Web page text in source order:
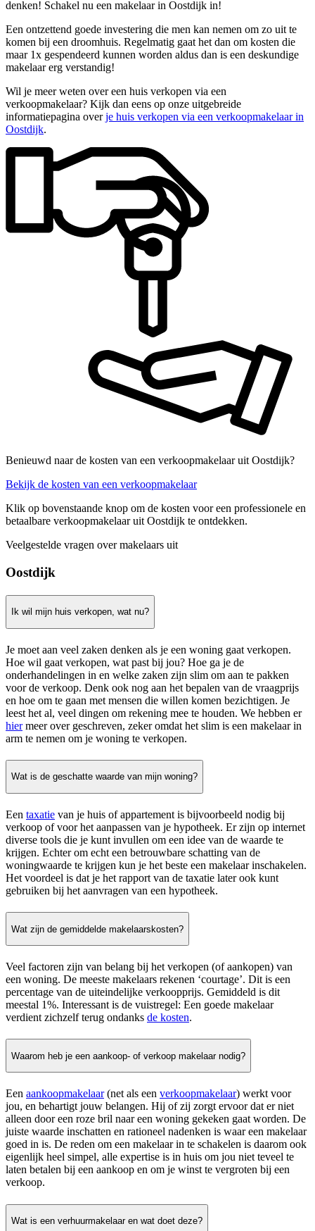
denken! Schakel nu een makelaar in Oostdijk in!
Een ontzettend goede investering die men kan nemen om zo uit te
komen bij een droomhuis. Regelmatig gaat het dan om kosten die
maar 1x gespendeerd kunnen worden aldus dan is een deskundige
makelaar erg verstandig!
Wil je meer weten over een huis verkopen via een
verkoopmakelaar? Kijk dan eens op onze uitgebreide
informatiepagina overje huis verkopen via een verkoopmakelaar in
Oostdijk.
Benieuwd naar de kosten van een verkoopmakelaar uit Oostdijk?
Bekijk de kosten van een verkoopmakelaar
Klik op bovenstaande knop om de kosten voor een professionele en
betaalbare verkoopmakelaar uit Oostdijk te ontdekken.
Veelgestelde vragen over makelaars uit
Oostdijk
Ik wil mijn huis verkopen, wat nu?
Je moet aan veel zaken denken als je een woning gaat verkopen.
Hoe wil gaat verkopen, wat past bij jou? Hoe ga je de
onderhandelingen in en welke zaken zijn slim om aan te pakken
voor de verkoop. Denk ook nog aan het bepalen van de vraagprijs
en hoe om te gaan met mensen die willen komen bezichtigen. Je
leest het al, veel dingen om rekening mee te houden. We hebben er
hiermeer over geschreven, zeker omdat het slim is een makelaar in
arm te nemen om je woning te verkopen.
Wat is de geschatte waarde van mijn woning?
Een taxatie van je huis of appartement is bijvoorbeeld nodig bij
verkoop of voor het aanpassen van je hypotheek. Er zijn op internet
diverse tools die je kunt invullen om een idee van de waarde te
krijgen. Echter om echt een betrouwbare schatting van de
woningwaarde te krijgen kun je het beste een makelaar inschakelen.
Het voordeel is dat je het rapport van de taxatie later ook kunt
gebruiken bij het aanvragen van een hypotheek.
Wat zijn de gemiddelde makelaarskosten?
Veel factoren zijn van belang bij het verkopen (of aankopen) van
een woning. De meeste makelaars rekenen ‘courtage’. Dit is een
percentage van de uiteindelijke verkoopprijs. Gemiddeld is dit
meestal 1%. Interessant is de vuistregel: Een goede makelaar
verdient zichzelf terug ondanks de kosten.
Waarom heb je een aankoop- of verkoop makelaar nodig?
Een aankoopmakelaar(net als een verkoopmakelaar) werkt voor
jou, en behartigt jouw belangen. Hij of zij zorgt ervoor dat er niet
alleen door een roze bril naar een woning gekeken gaat worden. De
juiste waarde inschatten en rationeel nadenken is waar een makelaar
goed in is. De reden om een makelaar in te schakelen is daarom ook
eigenlijk heel simpel, alle expertise is in huis om jou niet teveel te
laten betalen bij een aankoop en om je winst te vergroten bij een
verkoop.
Wat is een verhuurmakelaar en wat doet deze?